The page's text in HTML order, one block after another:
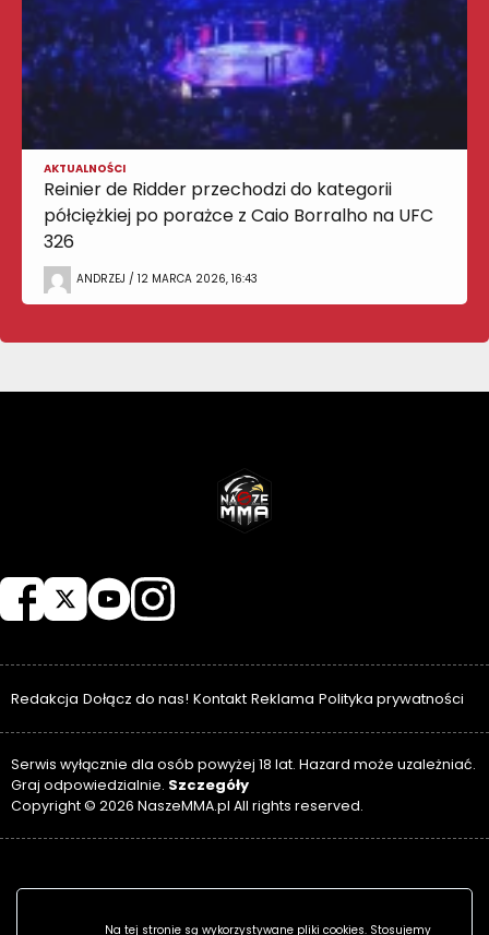
AKTUALNOŚCI
Reinier de Ridder przechodzi do kategorii
półciężkiej po porażce z Caio Borralho na UFC
326
ANDRZEJ / 12 MARCA 2026, 16:43
Redakcja Dołącz do nas! Kontakt Reklama Polityka prywatności
Serwis wyłącznie dla osób powyżej 18 lat. Hazard może uzależniać.
Graj odpowiedzialnie. Szczegóły
Copyright © 2026 NaszeMMA.pl All rights reserved.
Na tej stronie są wykorzystywane pliki cookies. Stosujemy